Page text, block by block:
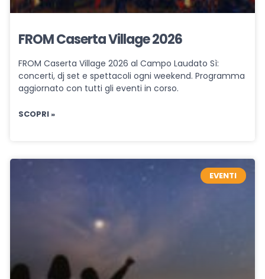
FROM Caserta Village 2026
FROM Caserta Village 2026 al Campo Laudato Sì:
concerti, dj set e spettacoli ogni weekend. Programma
aggiornato con tutti gli eventi in corso.
SCOPRI »
EVENTI